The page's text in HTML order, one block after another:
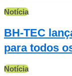
Notícia
BH-TEC
para todos
Notícia